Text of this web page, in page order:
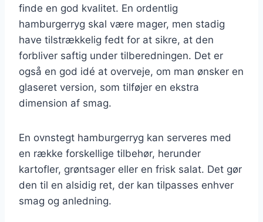
finde en god kvalitet. En ordentlig
hamburgerryg skal være mager, men stadig
have tilstrækkelig fedt for at sikre, at den
forbliver saftig under tilberedningen. Det er
også en god idé at overveje, om man ønsker en
glaseret version, som tilføjer en ekstra
dimension af smag.
En ovnstegt hamburgerryg kan serveres med
en række forskellige tilbehør, herunder
kartofler, grøntsager eller en frisk salat. Det gør
den til en alsidig ret, der kan tilpasses enhver
smag og anledning.